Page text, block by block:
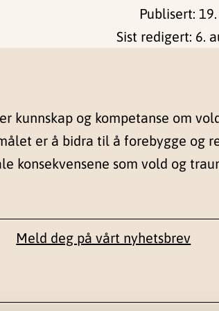
Publisert:
Sist redigert: 6.
kunnskap og kompetanse om
er å bidra til å forebygge og
konsekvensene som vold og
Meld deg på vårt nyhetsbrev